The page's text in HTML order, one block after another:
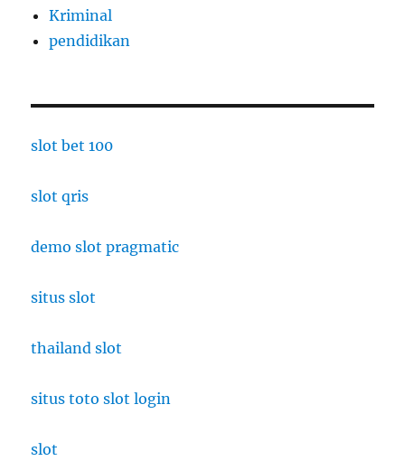
Kriminal
pendidikan
slot bet 100
slot qris
demo slot pragmatic
situs slot
thailand slot
situs toto slot login
slot